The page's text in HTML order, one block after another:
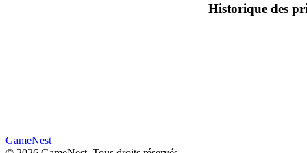
Historique des
GameNest